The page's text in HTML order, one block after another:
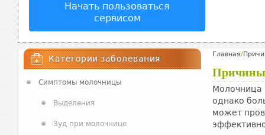
Начать пользоваться
сервисом
Категории заболевания
Симптомы молочницы
Выделения
Зуд при молочнице
Главная/
Молочница
однако
может